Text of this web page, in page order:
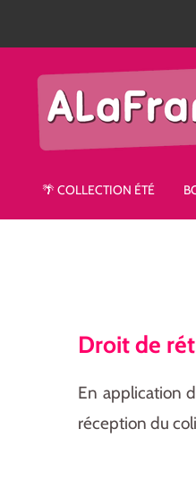
au
contenu
principal
🌴 COLLECTION ÉTÉ
Droit de
En application
réception du